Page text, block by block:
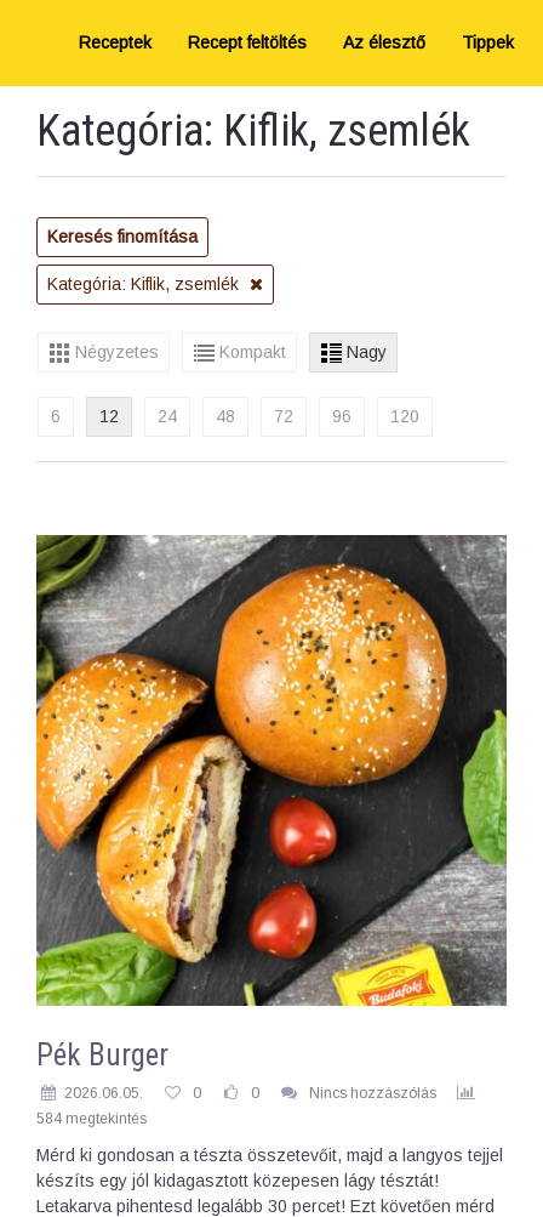
Receptek Recept feltöltés Az élesztő Tippek
Kategória: Kiflik, zsemlék
Keresés finomítása
Kategória: Kiflik, zsemlék
Négyzetes Kompakt Nagy
6 12 24 48 72 96 120
Pék Burger
2026.06.05. 0 0
Nincs hozzászólás
584 megtekintés
Mérd ki gondosan a tészta összetevőit, majd a langyos tejjel
készíts egy jól kidagasztott közepesen lágy tésztát!
Letakarva pihentesd legalább 30 percet! Ezt követően mérd